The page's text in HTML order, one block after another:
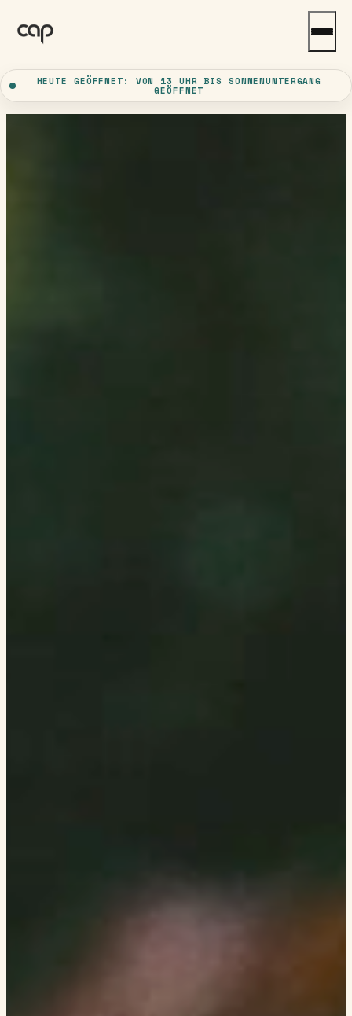
Zum Hauptinhalt springen
Footer springen
HEUTE GEÖFFNET: VON 13 UHR BIS SONNENUNTERGANG
GEÖFFNET